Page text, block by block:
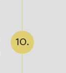
10.